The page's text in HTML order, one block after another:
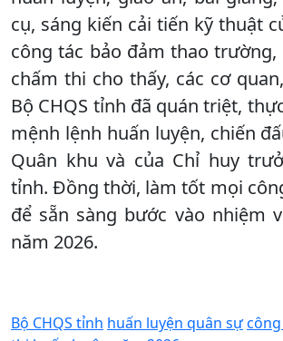
cụ, sáng kiến cải tiến kỹ thuật
công tác bảo đảm thao trường,
chấm thi cho thấy, các cơ
Bộ CHQS tỉnh đã quán triệt,
mệnh lệnh huấn luyện, chiến
Quân khu và của Chỉ huy
tỉnh. Đồng thời, làm tốt mọi
để sẵn sàng bước vào nhiệm
năm 2026.
Bộ CHQS tỉnh huấn luyện quân sự